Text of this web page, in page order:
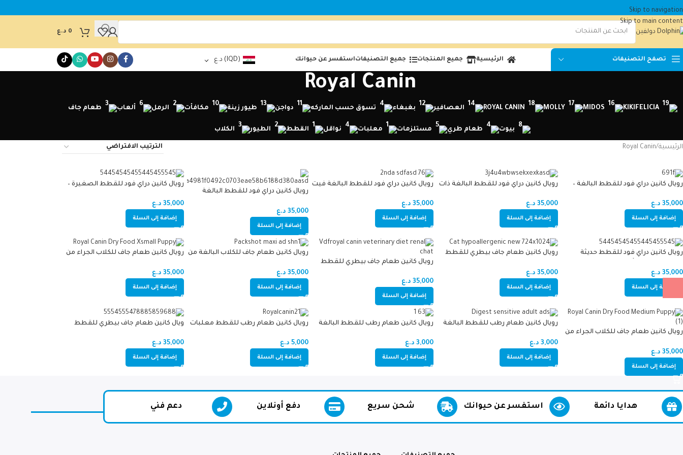
Skip to navigation
Skip to main content
0 د.ع
تصفح التصنيفات الرئيسية جميع المنتجات جميع التصنيفاتاستفسر عن حيوانك (IQD) د.ع
Royal Canin
FELICIA
KIKI
MIDOS
MOLLY
ROYAL CANIN العصافير بغبغاء تسوق حسب الماركه دواجن طيور زينة مكافأت الرمل ألعاب طعام جاف
بيوت طعام طري مستلزمات معلبات نواقل القطط الطيور الكلاب
الرئيسية Royal Canin
رويال كانين دراي فود للقطط البالغة –
35,000 د.ع
إضافة إلى السلة
رويال كانين دراي فود للقطط البالغة ذات
35,000 د.ع
إضافة إلى السلة
رويال كانين دراي فود للقطط البالغة فيت
35,000 د.ع
إضافة إلى السلة
رويال كانين دراي فود للقطط البالغة
35,000 د.ع
إضافة إلى السلة
رويال كانين دراي فود للقطط الصغيرة –
35,000 د.ع
إضافة إلى السلة
رويال كانين دراي فود للقطط حديثة
35,000 د.ع
إضافة إلى السلة
رويال كانين طعام جاف بيطري للقطط
2.5 kg
35,000 د.ع
إضافة إلى السلة
رويال كانين طعام جاف بيطري للقطط
35,000 د.ع
إضافة إلى السلة
رويال كانين طعام جاف للكلاب البالغة من
35,000 د.ع
إضافة إلى السلة
رويال كانين طعام جاف للكلاب الجراء من
35,000 د.ع
إضافة إلى السلة
رويال كانين طعام جاف للكلاب الجراء من
35,000 د.ع
إضافة إلى السلة
رويال كانين طعام رطب للقطط البالغة
12 ظرف*85 جرام
3,000 د.ع
إضافة إلى السلة
رويال كانين طعام رطب للقطط البالغة
12 ظرف*85 جرام
3,000 د.ع
إضافة إلى السلة
رويال كانين طعام رطب للقطط معلبات
5,000 د.ع
إضافة إلى السلة
ويال كانين طعام جاف بيطري للقطط
35,000 د.ع
إضافة إلى السلة
هدايا دائمة استفسر عن حيوانك شحن سريع دفع أونلاين دعم فني